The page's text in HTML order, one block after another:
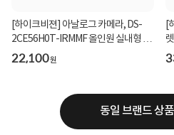
[하이크비젼] 아날로그 카메라, DS-
2CE56H0T-IRMMF 올인원 실내형 돔
카메라 [500만 ...
22,100원
[
동일 브랜드 상